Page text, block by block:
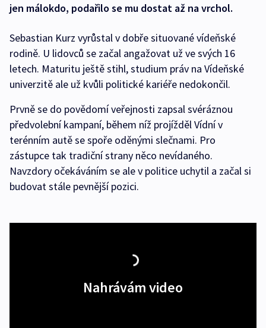
jen málokdo, podařilo se mu dostat až na vrchol.
Sebastian Kurz vyrůstal v dobře situované vídeňské
rodině. U lidovců se začal angažovat už ve svých 16
letech. Maturitu ještě stihl, studium práv na Vídeňské
univerzitě ale už kvůli politické kariéře nedokončil.
Prvně se do povědomí veřejnosti zapsal svéráznou
předvolební kampaní, během níž projížděl Vídní v
terénním autě se spoře oděnými slečnami. Pro
zástupce tak tradiční strany něco nevídaného.
Navzdory očekáváním se ale v politice uchytil a začal si
budovat stále pevnější pozici.
Nahrávám video